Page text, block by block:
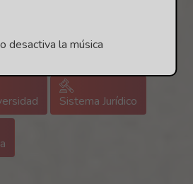
desactiva la música
Sistema Jurídico